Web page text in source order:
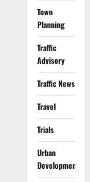
Town
Planning
Traffic
Advisory
Traffic News
Travel
Trials
Urban
Development